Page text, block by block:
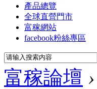
產品總覽
全球直營門市
富稼網站
facebook粉絲專區
富稼論壇 ›